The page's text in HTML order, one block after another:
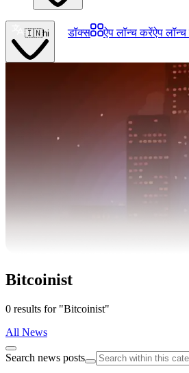
🇮🇳hi डॉक्स ऐप लॉन्च करेंऐप
Bitcoinist
0 results for "Bitcoinist"
All News
Search news posts